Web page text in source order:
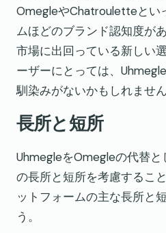
OmegleやChatrouletteとい
ムほどのブランド認知度が
市場に出回っている新しい
ーザーにとっては、
馴染みがないかもしれません
長所と短所
UhmegleをOmegleの代替
の長所と短所を考慮するこ
ットフォームの主な長所と
う。